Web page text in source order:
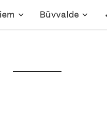
Būvvalde